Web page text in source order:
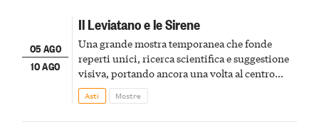
05 AGO
10 AGO
Il Leviatano e le Sirene
Una grande mostra temporanea che fonde
reperti unici, ricerca scientifica e suggestione
visiva, portando ancora una volta al centro
della scena le meraviglie del passato astigiano
Asti Mostre